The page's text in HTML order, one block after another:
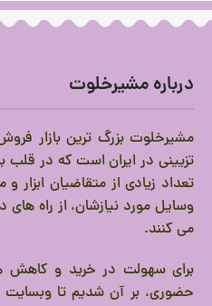
درباره مشیرخلوت
مشیرخلوت بزرگ ترین بازار
تزیینی در ایران است که در قلب
تعداد زیادی از متقاضیان ابزار
وسایل مورد نیازشان، از راه های
می کنند.
برای سهولت در خرید و کاهش
حضوری، بر آن شدیم تا وبسایت